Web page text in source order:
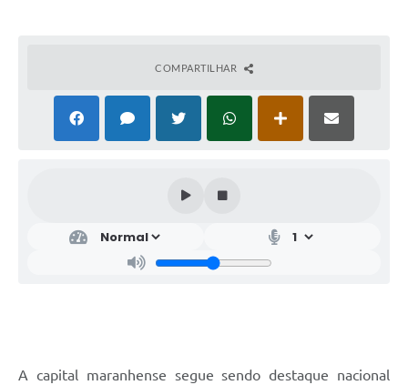
COMPARTILHAR
A capital maranhense segue sendo destaque nacional